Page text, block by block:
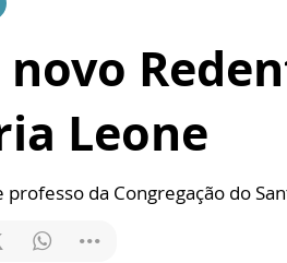
novo
Leone
professo da Congregação do